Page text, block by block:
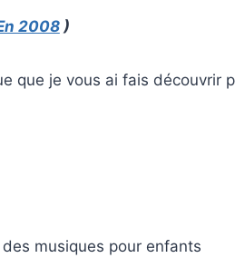
2008)
que je vous ai fais
des musiques pour enfants